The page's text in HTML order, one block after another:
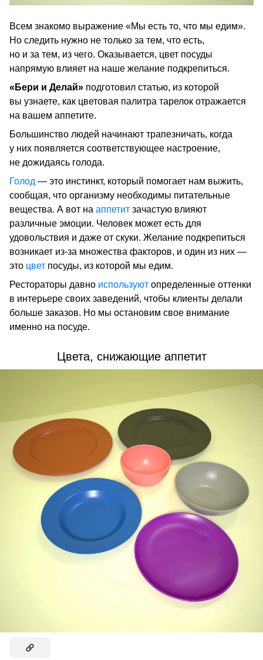
Всем знакомо выражение «Мы есть то, что мы едим».
Но следить нужно не только за тем, что есть,
но и за тем, из чего. Оказывается, цвет посуды
напрямую влияет на наше желание подкрепиться.
«Бери и Делай» подготовил статью, из которой
вы узнаете, как цветовая палитра тарелок отражается
на вашем аппетите.
Большинство людей начинают трапезничать, когда
у них появляется соответствующее настроение,
не дожидаясь голода.
Голод — это инстинкт, который помогает нам выжить,
сообщая, что организму необходимы питательные
вещества. А вот на аппетит зачастую влияют
различные эмоции. Человек может есть для
удовольствия и даже от скуки. Желание подкрепиться
возникает из-за множества факторов, и один из них —
это цвет посуды, из которой мы едим.
Рестораторы давно используют определенные оттенки
в интерьере своих заведений, чтобы клиенты делали
больше заказов. Но мы остановим свое внимание
именно на посуде.
Цвета, снижающие аппетит